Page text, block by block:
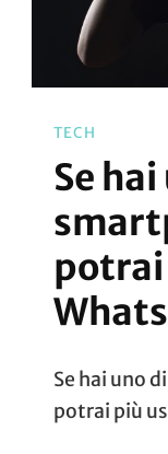
TECH
Se
potrai
Se hai uno
potrai più